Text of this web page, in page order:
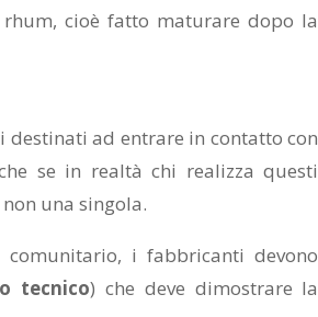
cioè fatto maturare dopo la
ad entrare in contatto con
se in realtà chi realizza questi
una singola.
i fabbricanti devono
tecnico) che deve dimostrare la